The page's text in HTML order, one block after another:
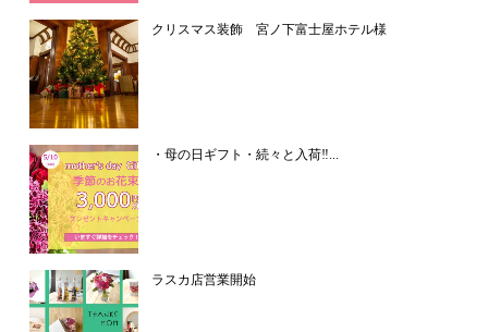
クリスマス装飾 宮ノ下富士屋ホテル様
・母の日ギフト・続々と入荷‼...
ラスカ店営業開始